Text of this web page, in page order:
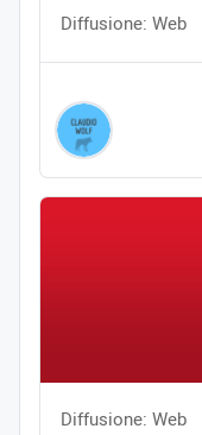
Diffusione: Web
Diffusione: Web